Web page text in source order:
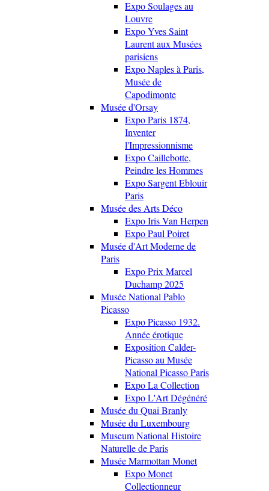
Expo Soulages au
Louvre
Expo Yves Saint
Laurent aux Musées
parisiens
Expo Naples à Paris,
Musée de
Capodimonte
Musée d'Orsay
Expo Paris 1874,
Inventer
l'Impressionnisme
Expo Caillebotte,
Peindre les Hommes
Expo Sargent Eblouir
Paris
Musée des Arts Déco
Expo Iris Van Herpen
Expo Paul Poiret
Musée d'Art Moderne de
Paris
Expo Prix Marcel
Duchamp 2025
Musée National Pablo
Picasso
Expo Picasso 1932.
Année érotique
Exposition Calder-
Picasso au Musée
National Picasso Paris
Expo La Collection
Expo L'Art Dégénéré
Musée du Quai Branly
Musée du Luxembourg
Museum National Histoire
Naturelle de Paris
Musée Marmottan Monet
Expo Monet
Collectionneur